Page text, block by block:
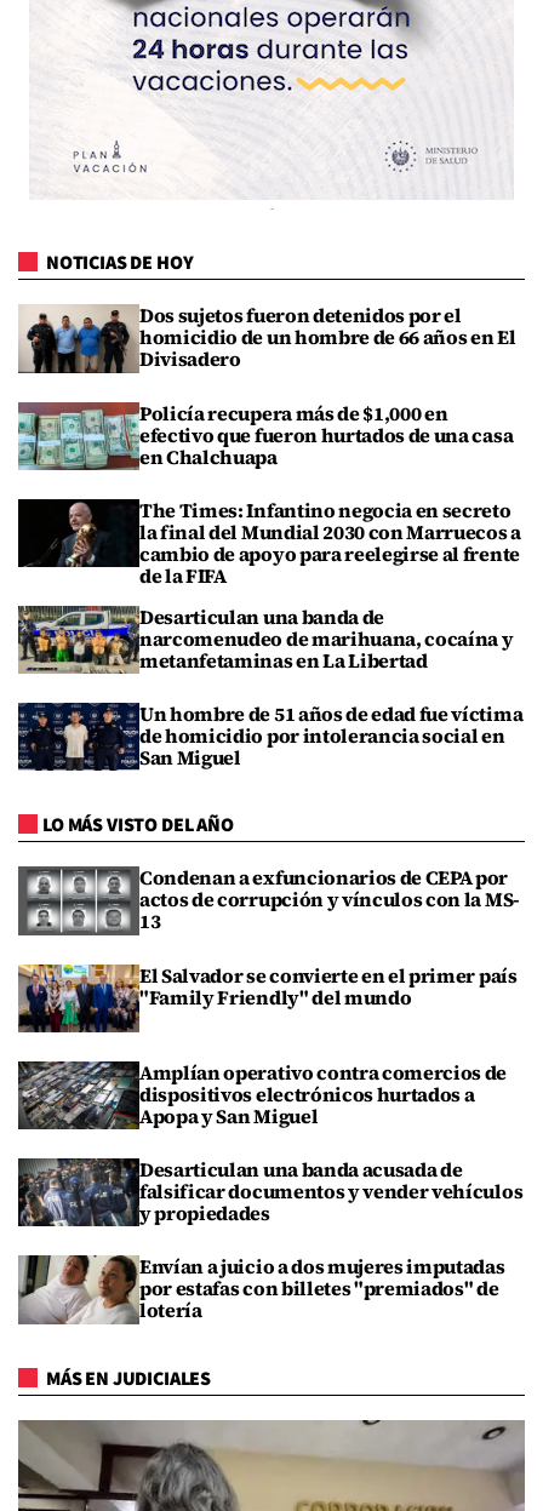
NOTICIAS DE HOY
Dos sujetos fueron detenidos por el
homicidio de un hombre de 66 años en El
Divisadero
Policía recupera más de $1,000 en
efectivo que fueron hurtados de una casa
en Chalchuapa
The Times: Infantino negocia en secreto
la final del Mundial 2030 con Marruecos a
cambio de apoyo para reelegirse al frente
de la FIFA
Desarticulan una banda de
narcomenudeo de marihuana, cocaína y
metanfetaminas en La Libertad
Un hombre de 51 años de edad fue víctima
de homicidio por intolerancia social en
San Miguel
LO MÁS VISTO DEL AÑO
Condenan a exfuncionarios de CEPA por
actos de corrupción y vínculos con la MS-
13
El Salvador se convierte en el primer país
"Family Friendly" del mundo
Amplían operativo contra comercios de
dispositivos electrónicos hurtados a
Apopa y San Miguel
Desarticulan una banda acusada de
falsificar documentos y vender vehículos
y propiedades
Envían a juicio a dos mujeres imputadas
por estafas con billetes "premiados" de
lotería
MÁS EN JUDICIALES